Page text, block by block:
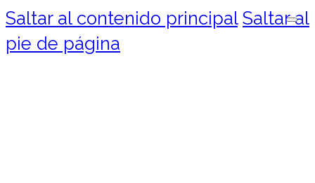
Saltar al contenido principal Saltar al
pie de página